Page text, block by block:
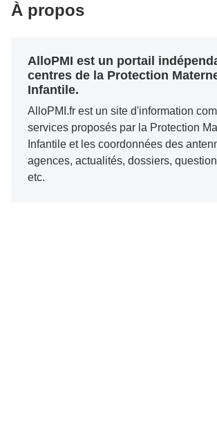
À propos
AlloPMI est un portail
centres de la Protection
Infantile.
AlloPMI.fr est un site d'information
services proposés par la Protection
Infantile et les coordonnées des
agences, actualités, dossiers,
etc.